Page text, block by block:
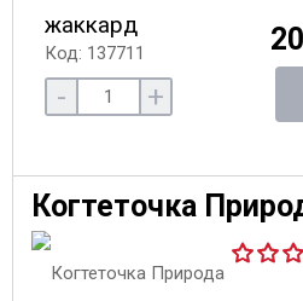
жаккард
Код: 137711
- +
Когтеточка